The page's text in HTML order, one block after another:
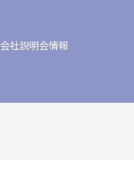
会社説明会情報